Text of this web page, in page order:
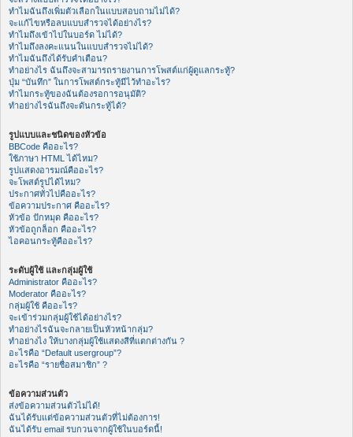
ทำไมฉันถึงเพิ่มตัวเลือกในแบบสอบถามไม่ได้?
จะแก้ไขหรือลบแบบสำรวจได้อย่างไร?
ทำไมถึงเข้าไปในบอร์ด ไม่ได้?
ทำไมถึงลงคะแนนในแบบสำรวจไม่ได้?
ทำไมฉันถึงได้รับคำเตือน?
ทำอย่างไร ฉันถึงจะสามารถรายงานการโพสต์แก่ผู้ดูแลกระทู้?
ปุ่ม “บันทึก” ในการโพสต์กระทู้มีไว้ทำอะไร?
ทำไมกระทู้ของฉันต้องรอการอนุมัติ?
ทำอย่างไรฉันถึงจะดันกระทู้ได้?
รูปแบบและชนิดของหัวข้อ
BBCode คืออะไร?
ใช้ภาษา HTML ได้ไหม?
รูปแสดงอารมณ์คืออะไร?
จะโพสต์รูปได้ไหม?
ประกาศทั่วไปคืออะไร?
ข้อความประกาศ คืออะไร?
หัวข้อ ปักหมุด คืออะไร?
หัวข้อถูกล็อก คืออะไร?
ไอคอนกระทู้คืออะไร?
ระดับผู้ใช้ และกลุ่มผู้ใช้
Administrator คืออะไร?
Moderator คืออะไร?
กลุ่มผู้ใช้ คืออะไร?
จะเข้าร่วมกลุ่มผู้ใช้ได้อย่างไร?
ทำอย่างไรฉันจะกลายเป็นหัวหน้ากลุ่ม?
ทำอย่างไง ให้บางกลุ่มผู้ใช้แสดงสีที่แตกต่างกัน ?
อะไรคือ “Default usergroup”?
อะไรคือ “รายชื่อสมาชิก” ?
ข้อความส่วนตัว
ส่งข้อความส่วนตัวไม่ได้!
ฉันได้รับแต่ข้อความส่วนตัวที่ไม่ต้องการ!
ฉันได้รับ email รบกวนจากผู้ใช้ในบอร์ดนี้!